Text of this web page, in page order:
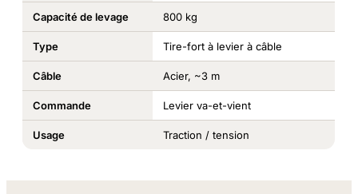
Capacité de levage 800 kg
Type Tire-fort à levier à câble
Câble Acier, ~3 m
Commande Levier va-et-vient
Usage Traction / tension